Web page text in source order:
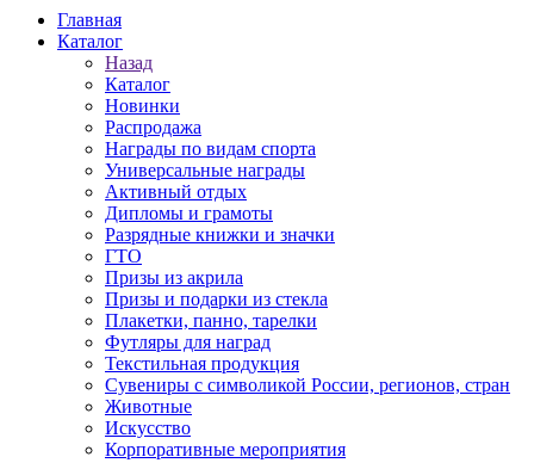
Главная
Каталог
Назад
Каталог
Новинки
Распродажа
Награды по видам спорта
Универсальные награды
Активный отдых
Дипломы и грамоты
Разрядные книжки и значки
ГТО
Призы из акрила
Призы и подарки из стекла
Плакетки, панно, тарелки
Футляры для наград
Текстильная продукция
Сувениры с символикой России, регионов, стран
Животные
Искусство
Корпоративные мероприятия